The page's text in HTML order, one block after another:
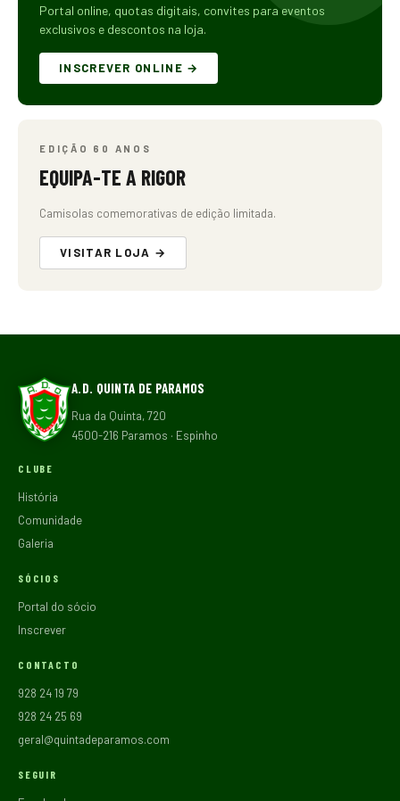
Portal online, quotas digitais, convites para eventos
exclusivos e descontos na loja.
INSCREVER ONLINE →
EDIÇÃO 60 ANOS
EQUIPA-TE A RIGOR
Camisolas comemorativas de edição limitada.
VISITAR LOJA →
A.D. QUINTA DE PARAMOS
Rua da Quinta, 720
4500-216 Paramos · Espinho
CLUBE
História
Comunidade
Galeria
SÓCIOS
Portal do sócio
Inscrever
CONTACTO
928 24 19 79
928 24 25 69
geral@quintadeparamos.com
SEGUIR